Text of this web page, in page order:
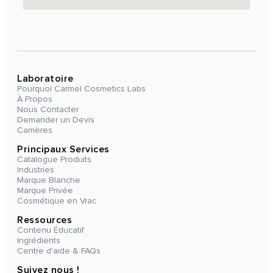
Laboratoire
Pourquoi Carmel Cosmetics Labs
À Propos
Nous Contacter
Demander un Devis
Carrières
Principaux Services
Catalogue Produits
Industries
Marque Blanche
Marque Privée
Cosmétique en Vrac
Ressources
Contenu Éducatif
Ingrédients
Centre d'aide & FAQs
Suivez nous !